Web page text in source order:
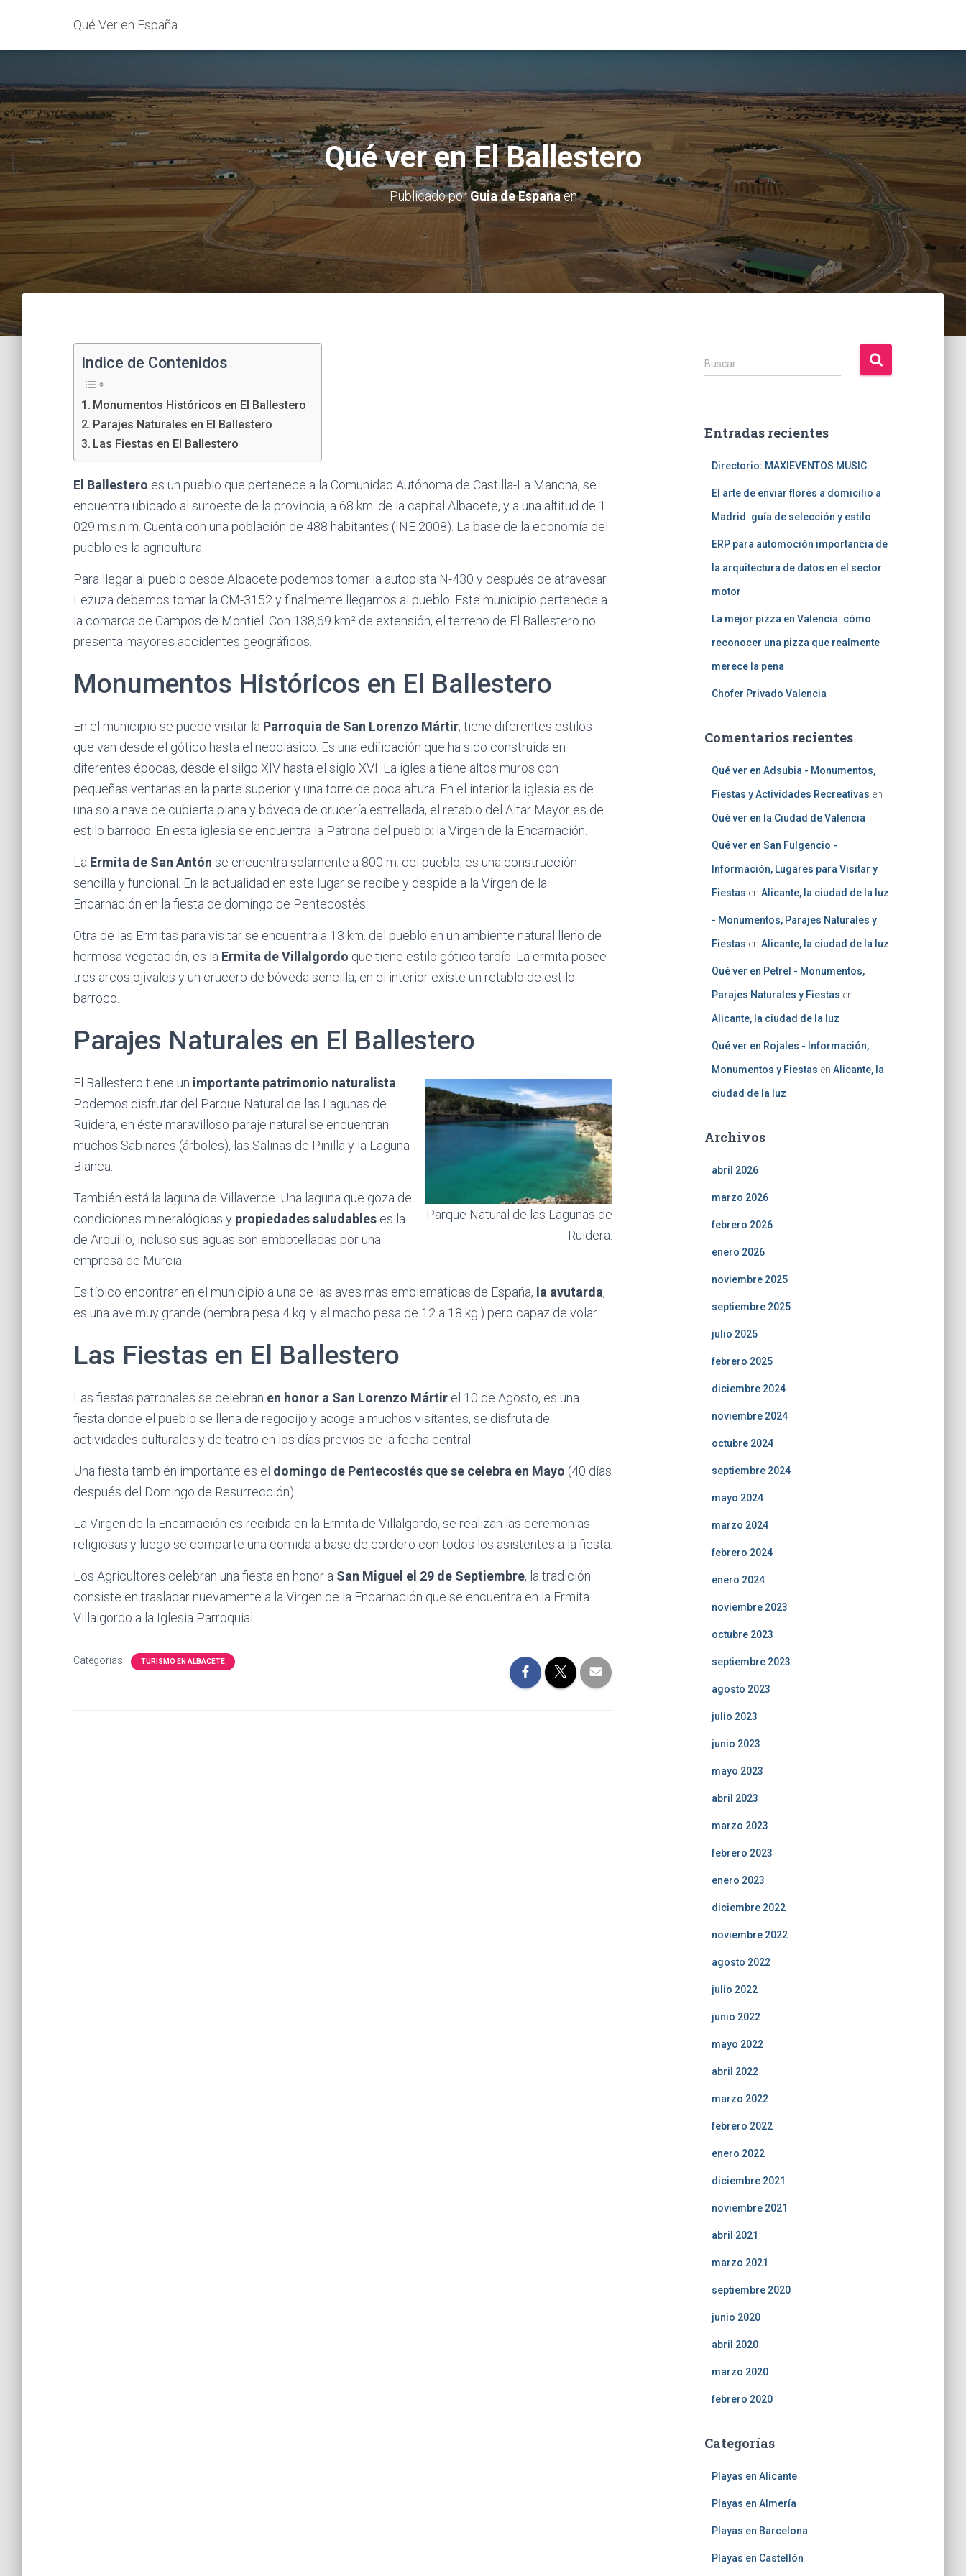
Qué Ver en España
Qué ver en El Ballestero
Publicado porGuia de Espanaen
Indice de Contenidos
Monumentos Históricos en El Ballestero
Parajes Naturales en El Ballestero
Las Fiestas en El Ballestero
El Ballestero es un pueblo que pertenece a la Comunidad Autónoma de Castilla-La Mancha, se
encuentra ubicado al suroeste de la provincia, a 68 km. de la capital Albacete, y a una altitud de 1
029 m.s.n.m. Cuenta con una población de 488 habitantes (INE 2008). La base de la economía del
pueblo es la agricultura.
Para llegar al pueblo desde Albacete podemos tomar la autopista N-430 y después de atravesar
Lezuza debemos tomar la CM-3152 y finalmente llegamos al pueblo. Este municipio pertenece a
la comarca de Campos de Montiel. Con 138,69 km² de extensión, el terreno de El Ballestero no
presenta mayores accidentes geográficos.
Monumentos Históricos en El Ballestero
En el municipio se puede visitar la Parroquia de San Lorenzo Mártir; tiene diferentes estilos
que van desde el gótico hasta el neoclásico. Es una edificación que ha sido construida en
diferentes épocas, desde el silgo XIV hasta el siglo XVI. La iglesia tiene altos muros con
pequeñas ventanas en la parte superior y una torre de poca altura. En el interior la iglesia es de
una sola nave de cubierta plana y bóveda de crucería estrellada, el retablo del Altar Mayor es de
estilo barroco. En esta iglesia se encuentra la Patrona del pueblo: la Virgen de la Encarnación.
La Ermita de San Antón se encuentra solamente a 800 m. del pueblo, es una construcción
sencilla y funcional. En la actualidad en este lugar se recibe y despide a la Virgen de la
Encarnación en la fiesta de domingo de Pentecostés.
Otra de las Ermitas para visitar se encuentra a 13 km. del pueblo en un ambiente natural lleno de
hermosa vegetación, es la Ermita de Villalgordo que tiene estilo gótico tardío. La ermita posee
tres arcos ojivales y un crucero de bóveda sencilla, en el interior existe un retablo de estilo
barroco.
Parajes Naturales en El Ballestero
Parque Natural de las Lagunas de
Ruidera.
El Ballestero tiene un importante patrimonio naturalista
Podemos disfrutar del Parque Natural de las Lagunas de
Ruidera, en éste maravilloso paraje natural se encuentran
muchos Sabinares (árboles), las Salinas de Pinilla y la Laguna
Blanca.
También está la laguna de Villaverde. Una laguna que goza de
condiciones mineralógicas y propiedades saludables es la
de Arquillo, incluso sus aguas son embotelladas por una
empresa de Murcia.
Es típico encontrar en el municipio a una de las aves más emblemáticas de España, la avutarda,
es una ave muy grande (hembra pesa 4 kg. y el macho pesa de 12 a 18 kg.) pero capaz de volar.
Las Fiestas en El Ballestero
Las fiestas patronales se celebran en honor a San Lorenzo Mártir el 10 de Agosto, es una
fiesta donde el pueblo se llena de regocijo y acoge a muchos visitantes, se disfruta de
actividades culturales y de teatro en los días previos de la fecha central.
Una fiesta también importante es el domingo de Pentecostés que se celebra en Mayo (40 días
después del Domingo de Resurrección).
La Virgen de la Encarnación es recibida en la Ermita de Villalgordo, se realizan las ceremonias
religiosas y luego se comparte una comida a base de cordero con todos los asistentes a la fiesta.
Los Agricultores celebran una fiesta en honor a San Miguel el 29 de Septiembre, la tradición
consiste en trasladar nuevamente a la Virgen de la Encarnación que se encuentra en la Ermita
Villalgordo a la Iglesia Parroquial.
Categorías: TURISMO EN ALBACETE
B
u
r
Buscar …
Entradas recientes
Directorio: MAXIEVENTOS MUSIC
El arte de enviar flores a domicilio a
Madrid: guía de selección y estilo
ERP para automoción importancia de
la arquitectura de datos en el sector
motor
La mejor pizza en Valencia: cómo
reconocer una pizza que realmente
merece la pena
Chofer Privado Valencia
Comentarios recientes
Qué ver en Adsubia - Monumentos,
Fiestas y Actividades Recreativas en
Qué ver en la Ciudad de Valencia
Qué ver en San Fulgencio -
Información, Lugares para Visitar y
Fiestas en Alicante, la ciudad de la luz
- Monumentos, Parajes Naturales y
Fiestas en Alicante, la ciudad de la luz
Qué ver en Petrel - Monumentos,
Parajes Naturales y Fiestas en
Alicante, la ciudad de la luz
Qué ver en Rojales - Información,
Monumentos y Fiestas en Alicante, la
ciudad de la luz
Archivos
abril 2026
marzo 2026
febrero 2026
enero 2026
noviembre 2025
septiembre 2025
julio 2025
febrero 2025
diciembre 2024
noviembre 2024
octubre 2024
septiembre 2024
mayo 2024
marzo 2024
febrero 2024
enero 2024
noviembre 2023
octubre 2023
septiembre 2023
agosto 2023
julio 2023
junio 2023
mayo 2023
abril 2023
marzo 2023
febrero 2023
enero 2023
diciembre 2022
noviembre 2022
agosto 2022
julio 2022
junio 2022
mayo 2022
abril 2022
marzo 2022
febrero 2022
enero 2022
diciembre 2021
noviembre 2021
abril 2021
marzo 2021
septiembre 2020
junio 2020
abril 2020
marzo 2020
febrero 2020
Categorías
Playas en Alicante
Playas en Almería
Playas en Barcelona
Playas en Castellón